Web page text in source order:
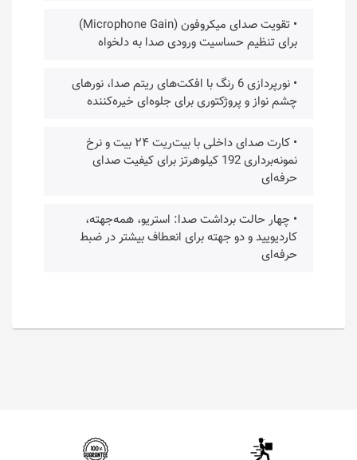
• تقویت صدای میکروفون (Microphone Gain)
برای تنظیم حساسیت ورودی صدا به دلخواه
• نورپردازی 6 رنگ با افکت‌های ریتم صدا، نورهای
چشم نواز و پروژکتوری برای جلوه‌ای خیره‌کننده
• کارت صدای داخلی با بیت‌ریت ۲۴ بیت و نرخ
نمونه‌برداری 192 کیلوهرتز برای کیفیت صدای
حرفه‌ای
• چهار حالت برداشت صدا: استریو، همه‌جهته،
کاردیویید و دو جهته برای انعطاف بیشتر در ضبط
حرفه‌ای